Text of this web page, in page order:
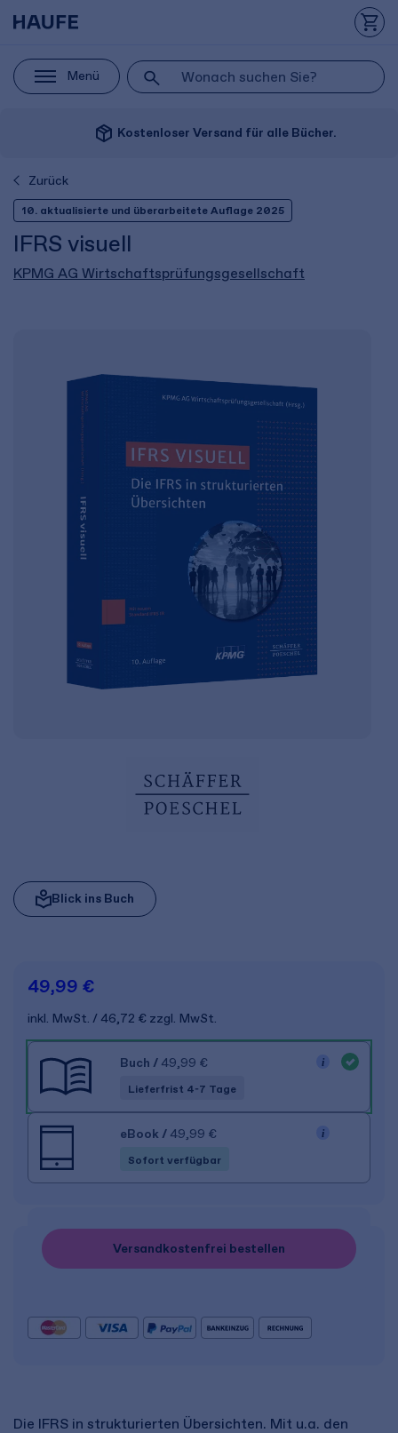
Menü
package_2 Kostenloser Versand für alle Bücher.
Zurück
10. aktualisierte und überarbeitete Auflage 2025
IFRS visuell
KPMG AG Wirtschaftsprüfungsgesellschaft
Blick ins Buch
Die IFRS in strukturierten Übersichten. Mit u.a. den
49,99 €
inkl. MwSt. 46,72 € zzgl. MwSt.
Buch / 49,99 €
Lieferfrist 4-7 Tage
eBook / 49,99 €
Sofort verfügbar
Versandkostenfrei bestellen